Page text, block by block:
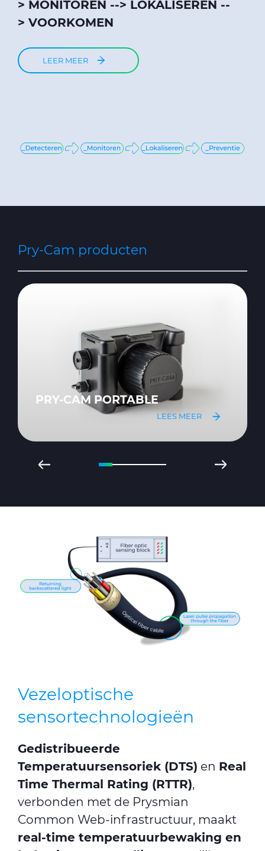
> MONITOREN --> LOKALISEREN --
> VOORKOMEN
LEER MEER
Pry-Cam producten
PRY-CAM PORTABLE
LEES MEER
Vezeloptische
sensortechnologieën
Gedistribueerde
Temperatuursensoriek (DTS) en Real
Time Thermal Rating (RTTR),
verbonden met de Prysmian
Common Web-infrastructuur, maakt
real-time temperatuurbewaking en